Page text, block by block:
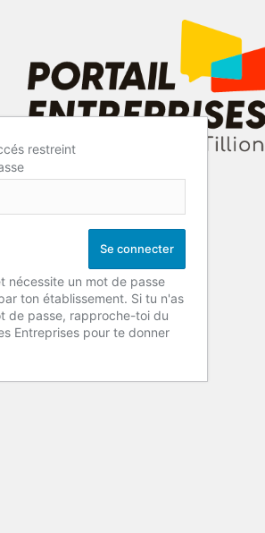
restreint
nécessite un mot de passe
ton établissement. Si tu n'as
de passe, rapproche-toi du
Entreprises pour te donner